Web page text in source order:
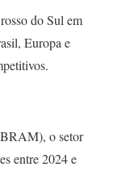
do Sul em
Europa e
o setor
entre 2024 e